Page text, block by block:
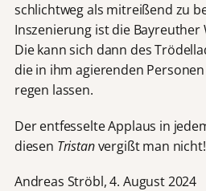
schlichtweg als mitreißend zu
Inszenierung ist die
Die kann sich dann des
die in ihm agierenden
regen lassen.
Der entfesselte Applaus in
diesen Tristanvergißt man nicht!
Andreas Ströbl, 4. August 2024